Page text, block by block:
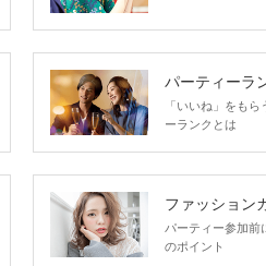
パーティーラ
「いいね」をも
ーランクとは
ファッション
パーティー参加前
のポイント